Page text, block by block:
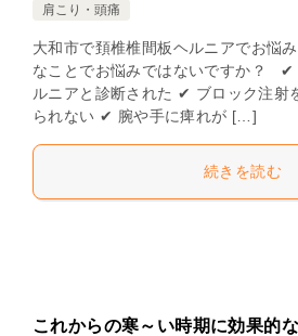
肩こり・頭痛
大和市で頚椎椎間板ヘルニアでお悩
なことでお悩みではないですか？ ✔
ルニアと診断された ✔ ブロック注射
られない ✔ 腕や手に痺れが […]
続きを読む
これからの寒～い時期に効果的